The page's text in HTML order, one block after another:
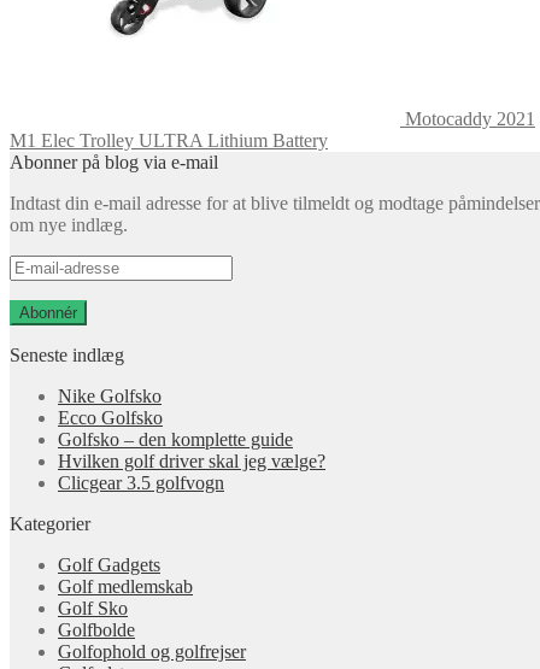
Motocaddy 2021
M1 Elec Trolley ULTRA Lithium Battery
Abonner på blog via e-mail
Indtast din e-mail adresse for at blive tilmeldt og modtage påmindelser
om nye indlæg.
E-
mail-
adresse
Abonnér
Seneste indlæg
Nike Golfsko
Ecco Golfsko
Golfsko – den komplette guide
Hvilken golf driver skal jeg vælge?
Clicgear 3.5 golfvogn
Kategorier
Golf Gadgets
Golf medlemskab
Golf Sko
Golfbolde
Golfophold og golfrejser